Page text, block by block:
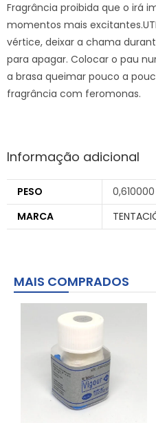
Fragrância proibida que o irá
momentos mais
vértice, deixar a chama
para apagar. Colocar o pau
a brasa queimar pouco a
fragrância com feromonas.
Informação adicional
PESO
MARCA
MAIS COMPRADOS